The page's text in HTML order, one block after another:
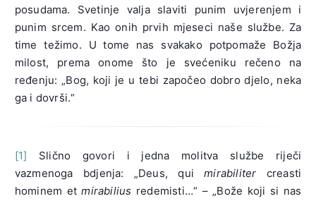
posudama. Svetinje valja slaviti punim uvjerenjem i
punim srcem. Kao onih prvih mjeseci naše službe. Za
time težimo. U tome nas svakako potpomaže Božja
milost, prema onome što je svećeniku rečeno na
ređenju: „Bog, koji je u tebi započeo dobro djelo, neka
ga i dovrši.“
[1] Slično govori i jedna molitva službe riječi
vazmenoga bdjenja: „Deus, quimirabiliter creasti
hominem etmirabilius redemisti…“ – „Bože koji si nas